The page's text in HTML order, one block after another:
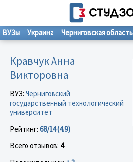
ВУЗы Украина Черниговская область
Кравчук Анна
Викторовна
ВУЗ: Черниговский
государственный технологический
университет
Рейтинг: 68/14 (4.9)
Всего отзывов: 4